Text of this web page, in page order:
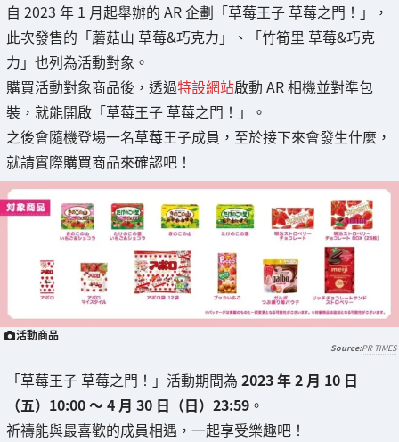
自 2023 年 1 月起舉辦的 AR 企劃「草莓王子 草莓之門！」，
此次發售的「蘑菇山 草莓&巧克力」、「竹筍里 草莓&巧克
力」也列為活動對象。
購買活動對象商品後，透過特設網站啟動 AR 相機並對準包
裝，就能開啟「草莓王子 草莓之門！」。
之後會隨機登場一名草莓王子成員，至於接下來會發生什麼，
就請實際購買商品來確認吧！
活動商品
PR TIMES
「草莓王子 草莓之門！」活動期間為 2023 年 2 月 10 日
（五）10:00 ～ 4 月 30 日（日）23:59 。
祈禱能與最喜歡的成員相遇，一起享受樂趣吧！